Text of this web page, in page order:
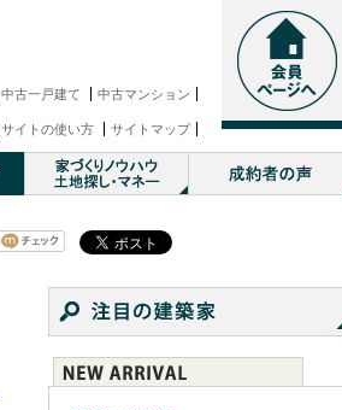
中古一戸建て 中古マンション
サイトの使い方 サイトマップ